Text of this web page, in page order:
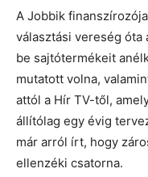
A Jobbik
választási vereség
be sajtótermékeit
mutatott volna,
attól a Hír TV-től,
állítólag egy évig
már arról írt, hogy
ellenzéki csatorna.